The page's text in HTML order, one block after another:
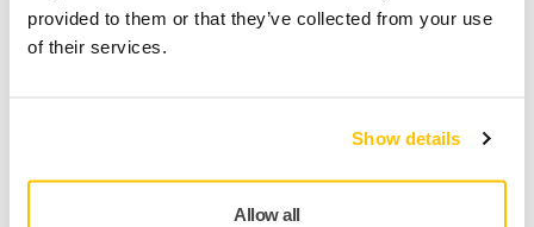
provided to them or that they’ve collected from your use
of their services.
Show details
Allow all
Kit de visserie MPA1672 pour plateau Mirka® OS